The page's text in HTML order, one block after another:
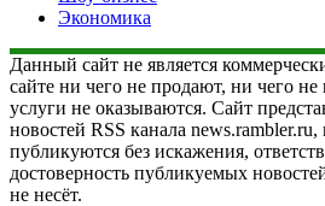
Экономика
Данный сайт не является
сайте ни чего не продают, ни чего
услуги не оказываются. Сайт
новостей RSS канала
публикуются без искажения,
достоверность публикуемых
не несёт.